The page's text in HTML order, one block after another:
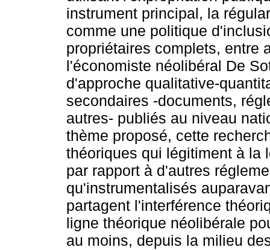
instrument principal, la
comme une politique
propriétaires complets, entre
l'économiste néolibéral De
d'approche qualitative-
secondaires -documents,
autres- publiés au niveau
thème proposé, cette
théoriques qui légitiment à la
par rapport à d'autres
qu'instrumentalisés
partagent l'interférence
ligne théorique néolibérale
au moins, depuis la milieu